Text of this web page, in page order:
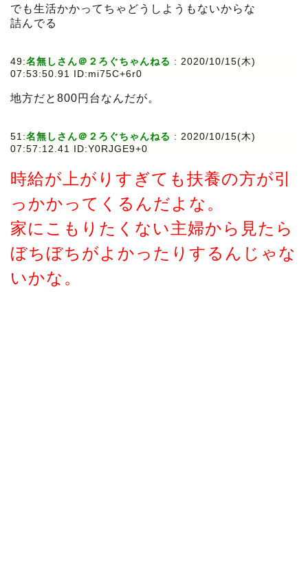
でも生活かかってちゃどうしようもないからな
詰んでる
49:名無しさん＠２ろぐちゃんねる : 2020/10/15(木)
07:53:50.91 ID:mi75C+6r0
地方だと800円台なんだが。
51:名無しさん＠２ろぐちゃんねる : 2020/10/15(木)
07:57:12.41 ID:Y0RJGE9+0
時給が上がりすぎても扶養の方が引
っかかってくるんだよな。
家にこもりたくない主婦から見たら
ぼちぼちがよかったりするんじゃな
いかな。